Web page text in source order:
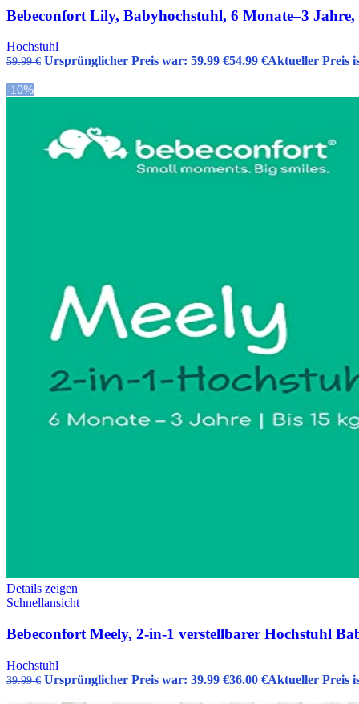
Bebeconfort Lily, Babyhochstuhl, 6 Monate–3
Hochstuhl
59.99€ Ursprünglicher Preis war: 59.99 €54.99 €Aktueller Preis
-10%
Details zeigen
Schnellansicht
Bebeconfort Meely, 2-in-1 verstellbarer Hochstuhl
Hochstuhl
39.99€ Ursprünglicher Preis war: 39.99 €36.00 €Aktueller Preis